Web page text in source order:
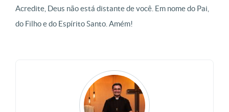
Acredite, Deus não está distante de você. Em nome do Pai,
do Filho e do Espírito Santo. Amém!